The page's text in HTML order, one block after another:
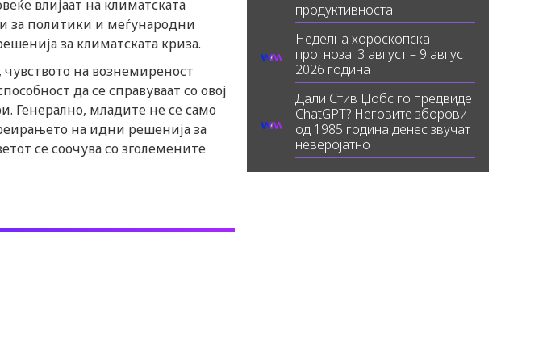
влијаат на климатската
за политики и меѓународни
за климатската криза.
на вознемиреност
да се справуваат со овој
Генерално, младите не се само
на идни решенија за
се соочува со зголемените
продуктивноста
Неделна хороскопска
прогноза: 3 август – 9 август
2026 година
Дали Стив Џобс го предвиде
ChatGPT? Неговите зборови
од 1985 година денес звучат
неверојатно